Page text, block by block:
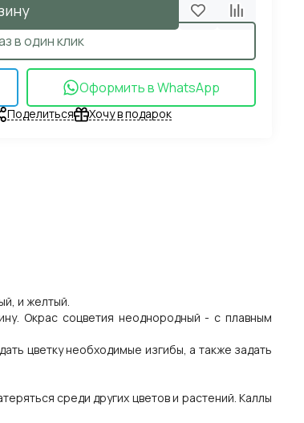
в один клик
Оформить в WhatsApp
Поделиться Хочу в подарок
и желтый.
Окрас соцветия неоднородный - с плавным
цветку необходимые изгибы, а также задать
среди других цветов и растений. Каллы